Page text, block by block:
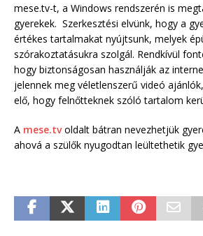
mese.tv-t, a Windows rendszerén is
gyerekek. Szerkesztési elvünk, hogy a
értékes tartalmakat nyújtsunk, melyek
szórakoztatásukra szolgál. Rendkívül
hogy biztonságosan használják az
jelennek meg véletlenszerű videó
elő, hogy felnőtteknek szóló tartalom
A mese.tvoldalt bátran nevezhetjük
ahová a szülők nyugodtan leültethetik